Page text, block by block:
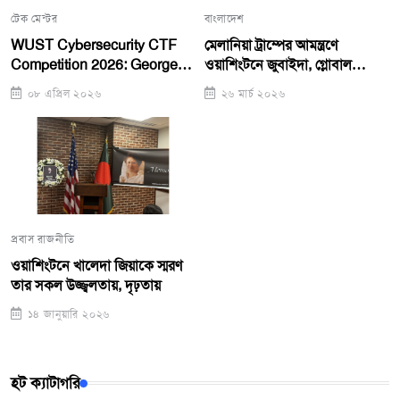
টেক মেন্টর
WUST Cybersecurity CTF
Competition 2026: George
Mason Team Takes First
Place, WUST Girls Team
Runners-Up
০৮ এপ্রিল ২০২৬
বাংলাদেশ
মেলানিয়া ট্রাম্পের আমন্ত্রণে
ওয়াশিংটনে জুবাইদা, গ্লোবাল
সামিটে ভাষণ
২৬ মার্চ ২০২৬
প্রবাস রাজনীতি
ওয়াশিংটনে খালেদা জিয়াকে স্মরণ
তার সকল উজ্জ্বলতায়, দৃঢ়তায়
১৪ জানুয়ারি ২০২৬
হট ক্যাটাগরি